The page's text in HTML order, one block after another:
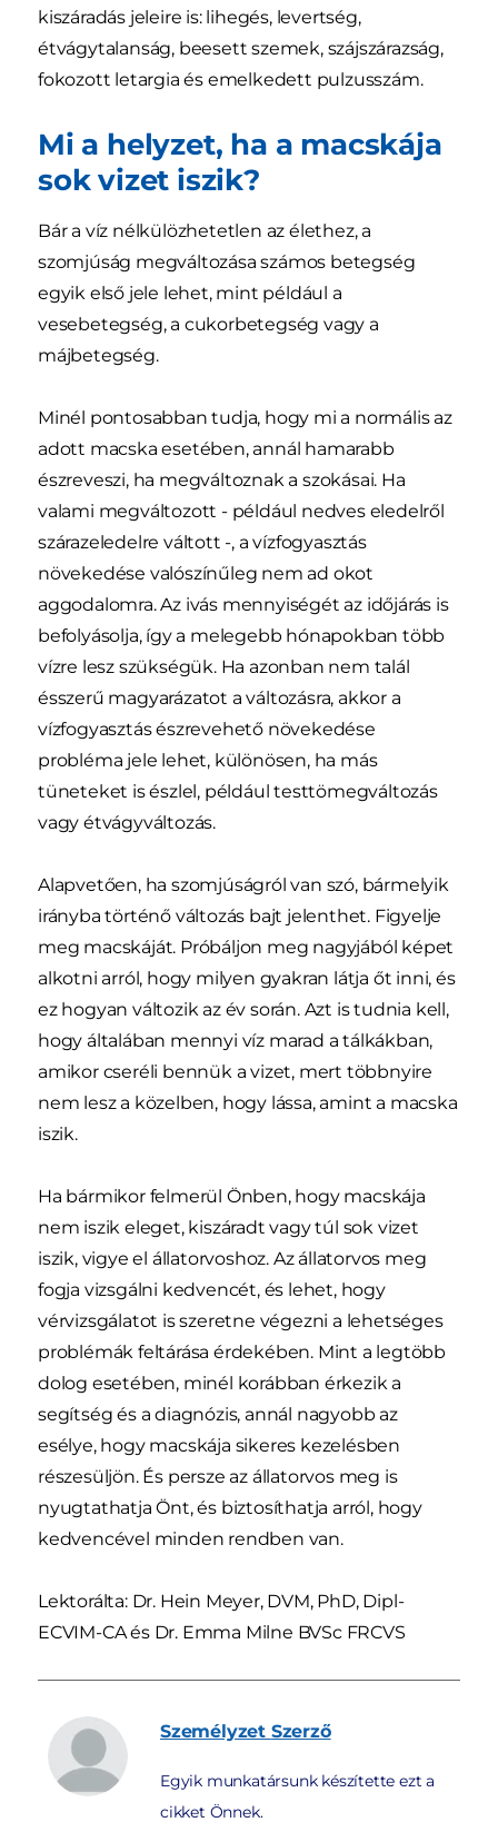
kiszáradás jeleire is: lihegés, levertség,
étvágytalanság, beesett szemek, szájszárazság,
fokozott letargia és emelkedett pulzusszám.
Mi a helyzet, ha a macskája
sok vizet iszik?
Bár a víz nélkülözhetetlen az élethez, a
szomjúság megváltozása számos betegség
egyik első jele lehet, mint például a
vesebetegség, a cukorbetegség vagy a
májbetegség.
Minél pontosabban tudja, hogy mi a normális az
adott macska esetében, annál hamarabb
észreveszi, ha megváltoznak a szokásai. Ha
valami megváltozott - például nedves eledelről
szárazeledelre váltott -, a vízfogyasztás
növekedése valószínűleg nem ad okot
aggodalomra. Az ivás mennyiségét az időjárás is
befolyásolja, így a melegebb hónapokban több
vízre lesz szükségük. Ha azonban nem talál
ésszerű magyarázatot a változásra, akkor a
vízfogyasztás észrevehető növekedése
probléma jele lehet, különösen, ha más
tüneteket is észlel, például testtömegváltozás
vagy étvágyváltozás.
Alapvetően, ha szomjúságról van szó, bármelyik
irányba történő változás bajt jelenthet. Figyelje
meg macskáját. Próbáljon meg nagyjából képet
alkotni arról, hogy milyen gyakran látja őt inni, és
ez hogyan változik az év során. Azt is tudnia kell,
hogy általában mennyi víz marad a tálkákban,
amikor cseréli bennük a vizet, mert többnyire
nem lesz a közelben, hogy lássa, amint a macska
iszik.
Ha bármikor felmerül Önben, hogy macskája
nem iszik eleget, kiszáradt vagy túl sok vizet
iszik, vigye el állatorvoshoz. Az állatorvos meg
fogja vizsgálni kedvencét, és lehet, hogy
vérvizsgálatot is szeretne végezni a lehetséges
problémák feltárása érdekében. Mint a legtöbb
dolog esetében, minél korábban érkezik a
segítség és a diagnózis, annál nagyobb az
esélye, hogy macskája sikeres kezelésben
részesüljön. És persze az állatorvos meg is
nyugtathatja Önt, és biztosíthatja arról, hogy
kedvencével minden rendben van.
Lektorálta: Dr. Hein Meyer, DVM, PhD, Dipl-
ECVIM-CA és Dr. Emma Milne BVSc FRCVS
Személyzet Szerző
Egyik munkatársunk készítette ezt a
cikket Önnek.